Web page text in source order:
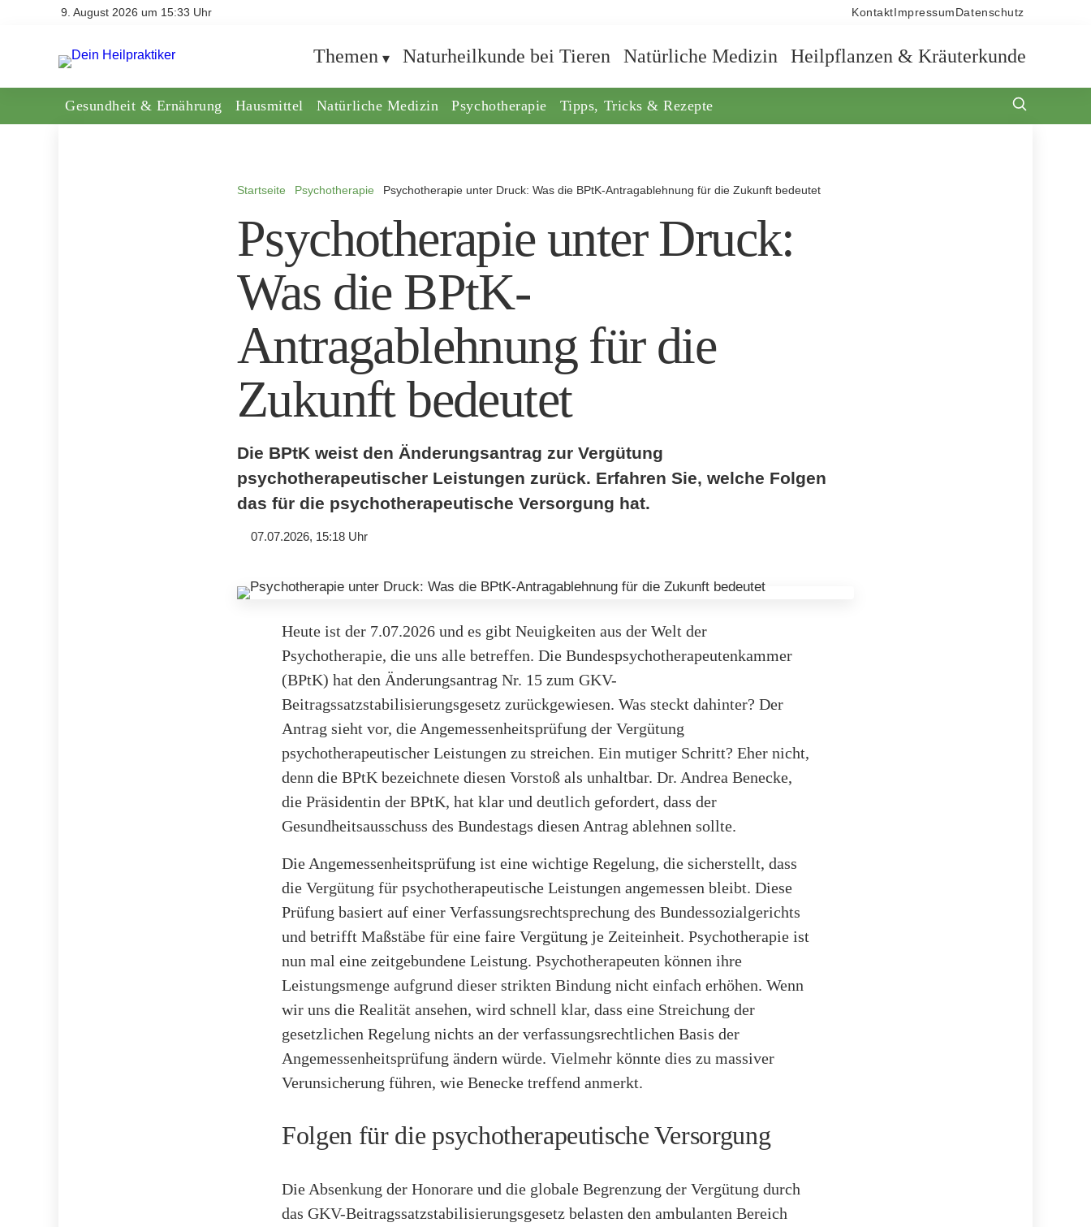
9. August 2026 um 15:33 Uhr Kontakt Impressum Datenschutz
Themen Naturheilkunde bei Tieren Natürliche Medizin Heilpflanzen & Kräuterkunde
Gesundheit & Ernährung Hausmittel Natürliche Medizin Psychotherapie Tipps, Tricks & Rezepte
Startseite Psychotherapie Psychotherapie unter Druck: Was die BPtK-Antragablehnung für die Zukunft bedeutet
Psychotherapie unter Druck:
Was die BPtK-
Antragablehnung für die
Zukunft bedeutet
Die BPtK weist den Änderungsantrag zur Vergütung
psychotherapeutischer Leistungen zurück. Erfahren Sie, welche Folgen
das für die psychotherapeutische Versorgung hat.
07.07.2026, 15:18 Uhr
Heute ist der 7.07.2026 und es gibt Neuigkeiten aus der Welt der
Psychotherapie, die uns alle betreffen. Die Bundespsychotherapeutenkammer
(BPtK) hat den Änderungsantrag Nr. 15 zum GKV-
Beitragssatzstabilisierungsgesetz zurückgewiesen. Was steckt dahinter? Der
Antrag sieht vor, die Angemessenheitsprüfung der Vergütung
psychotherapeutischer Leistungen zu streichen. Ein mutiger Schritt? Eher nicht,
denn die BPtK bezeichnete diesen Vorstoß als unhaltbar. Dr. Andrea Benecke,
die Präsidentin der BPtK, hat klar und deutlich gefordert, dass der
Gesundheitsausschuss des Bundestags diesen Antrag ablehnen sollte.
Die Angemessenheitsprüfung ist eine wichtige Regelung, die sicherstellt, dass
die Vergütung für psychotherapeutische Leistungen angemessen bleibt. Diese
Prüfung basiert auf einer Verfassungsrechtsprechung des Bundessozialgerichts
und betrifft Maßstäbe für eine faire Vergütung je Zeiteinheit. Psychotherapie ist
nun mal eine zeitgebundene Leistung. Psychotherapeuten können ihre
Leistungsmenge aufgrund dieser strikten Bindung nicht einfach erhöhen. Wenn
wir uns die Realität ansehen, wird schnell klar, dass eine Streichung der
gesetzlichen Regelung nichts an der verfassungsrechtlichen Basis der
Angemessenheitsprüfung ändern würde. Vielmehr könnte dies zu massiver
Verunsicherung führen, wie Benecke treffend anmerkt.
Folgen für die psychotherapeutische Versorgung
Die Absenkung der Honorare und die globale Begrenzung der Vergütung durch
das GKV-Beitragssatzstabilisierungsgesetz belasten den ambulanten Bereich